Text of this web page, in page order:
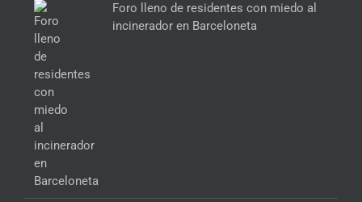
Foro lleno de residentes con miedo al
incinerador en Barceloneta